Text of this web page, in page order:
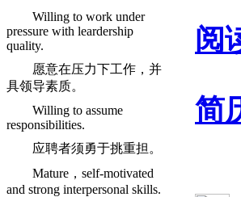
阅
简
Willing to work under
pressure with leardership
quality.
愿意在压力下工作，并
具领导素质。
Willing to assume
responsibilities.
应聘者须勇于挑重担。
Mature，self-motivated
and strong interpersonal skills.